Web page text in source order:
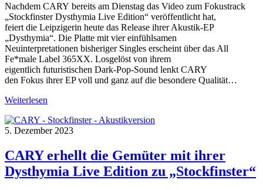
Nachdem CARY bereits am Dienstag das Video zum Fokustrack
„Stockfinster Dysthymia Live Edition“ veröffentlicht hat,
feiert die Leipzigerin heute das Release ihrer Akustik-EP
„Dysthymia“. Die Platte mit vier einfühlsamen
Neuinterpretationen bisheriger Singles erscheint über das All
Fe*male Label 365XX. Losgelöst von ihrem
eigentlich futuristischen Dark-Pop-Sound lenkt CARY
den Fokus ihrer EP voll und ganz auf die besondere Qualität…
Weiterlesen
5. Dezember 2023
CARY erhellt die Gemüter mit ihrer
Dysthymia Live Edition zu „Stockfinster“